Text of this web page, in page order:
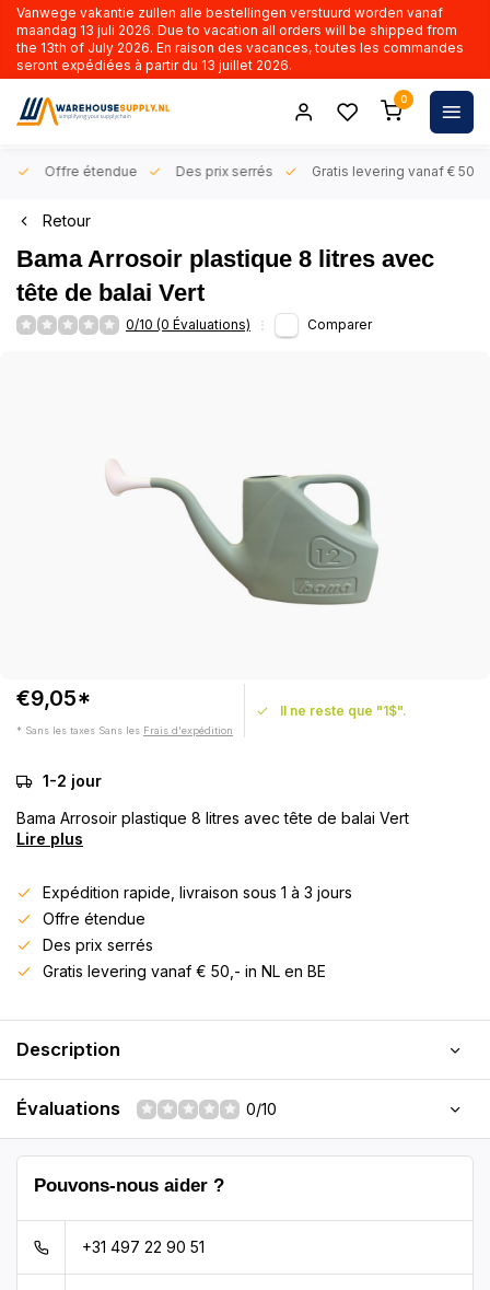
Vanwege vakantie zullen alle bestellingen verstuurd worden vanaf
maandag 13 juli 2026. Due to vacation all orders will be shipped from
the 13th of July 2026. En raison des vacances, toutes les commandes
seront expédiées à partir du 13 juillet 2026.
0
Offre étendue Des prix serrés Gratis levering vanaf € 50,-
Retour
Bama Arrosoir plastique 8 litres avec
tête de balai Vert
0/10 (0 Évaluations) Comparer
€9,05*
* Sans les taxes Sans les Frais d'expédition
Il ne reste que "1$".
1-2 jour
Bama Arrosoir plastique 8 litres avec tête de balai Vert
Lire plus
Expédition rapide, livraison sous 1 à 3 jours
Offre étendue
Des prix serrés
Gratis levering vanaf € 50,- in NL en BE
Description
Évaluations 0/10
Pouvons-nous aider ?
+31 497 22 90 51